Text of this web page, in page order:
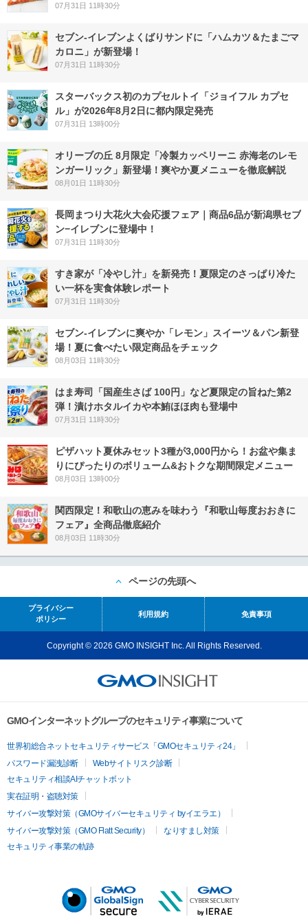
07月31日 11時30分
セブン‐イレブンよくばりサンドに「ハムカツ＆たまごマ
カロニ」が新登場！
07月31日 11時30分
スターバックス初のカプセルトイ「ジョイフル カプセ
ル」が2026年8月2日に都内限定発売
07月31日 13時00分
オリーブの丘 8月限定「冷製カッペリーニ 赤海老のレモ
ンガーリック」新登場！爽やか夏メニューを徹底解説
08月01日 11時30分
長岡まつり大花火大会応援フェア｜商品6品が新潟県セブ
ン−イレブンに登場中！
07月31日 11時30分
すき家が「冷やし汁」を新発売！夏限定のさっぱり冷た
い一杯を実食体験レポート
07月31日 11時30分
セブン‐イレブンに爽やか「レモン」スイーツ＆パン新登
場！夏に食べたい限定商品をチェック
08月03日 11時30分
はま寿司「国産生さば 100円」など夏限定の旨ねた第2
弾！漬けホタルイカや本鮪ほほ肉も登場中
07月31日 11時30分
ピザハット夏休みセット3種が3,000円から！お盆や集ま
りにぴったりのボリューム&おトクな期間限定メニュー
08月03日 13時00分
関西限定！和歌山の恵みを味わう『和歌山毎度おおきに
フェア』全商品徹底紹介
08月03日 11時30分
ページの先頭へ
プライバシー
ポリシー
利用規約 免責事項
Copyright © 2026 GMO INSIGHT Inc. All Rights Reserved.
GMOインターネットグループのセキュリティ事業について
世界初総合ネットセキュリティサービス「GMOセキュリティ24」
パスワード漏洩診断
Webサイトリスク診断
セキュリティ相談AIチャットボット
実在証明・盗聴対策
サイバー攻撃対策（GMOサイバーセキュリティ byイエラエ）
サイバー攻撃対策（GMO Flatt Security）
なりすまし対策
セキュリティ事業の軌跡